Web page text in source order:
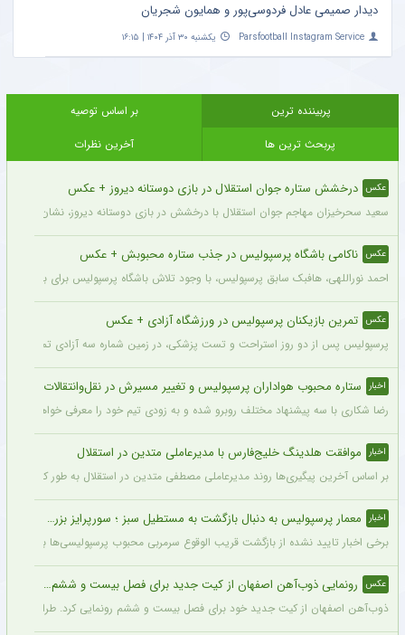
دیدار صمیمی عادل فردوسی‌پور و همایون شجریان
Parsfootball Instagram Service یکشنبه ۳۰ آذر ۱۴۰۴ | ۱۶:۱۵
پربیننده ترین
بر اساس توصیه
پربحث ترین ها
آخرین نظرات
عکس درخشش ستاره جوان استقلال در بازی دوستانه دیروز + عکس
سعید سحرخیزان مهاجم جوان استقلال با درخشش در بازی دوستانه دیروز، نشان داد
عکس ناکامی باشگاه پرسپولیس در جذب ستاره محبوبش + عکس
احمد نوراللهی، هافبک سابق پرسپولیس، با وجود تلاش باشگاه پرسپولیس برای بازگشت
عکس تمرین بازیکنان پرسپولیس در ورزشگاه آزادی + عکس
پرسپولیس پس از دو روز استراحت و تست پزشکی، در زمین شماره سه آزادی تمرین کرد.
اخبار ستاره محبوب هواداران پرسپولیس و تغییر مسیرش در نقل‌وانتقالات
رضا شکاری با سه پیشنهاد مختلف روبرو شده و به زودی تیم خود را معرفی خواهد کرد.
اخبار موافقت هلدینگ خلیج‌فارس با مدیرعاملی متدین در استقلال
بر اساس آخرین پیگیری‌ها روند مدیرعاملی مصطفی متدین در استقلال به طور کامل
اخبار معمار پرسپولیس به دنبال بازگشت به مستطیل سبز ؛ سورپرایز بزرگ در راه است ؟ + جزئیات
برخی اخبار تایید نشده از بازگشت قریب الوقوع سرمربی محبوب پرسپولیسی‌ها به دنیای
عکس رونمایی ذوب‌آهن اصفهان از کیت جدید برای فصل بیست و ششم + عکس
ذوب‌آهن اصفهان از کیت جدید خود برای فصل بیست و ششم رونمایی کرد. طراحی